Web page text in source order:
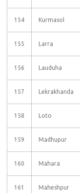
154 Kurmasol
155 Larra
156 Lauduha
157 Lekrakhanda
158 Loto
159 Madhupur
160 Mahara
161 Maheshpur